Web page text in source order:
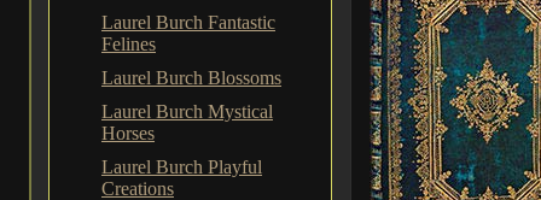
Laurel Burch Fantastic
Felines
Laurel Burch Blossoms
Laurel Burch Mystical
Horses
Laurel Burch Playful
Creations